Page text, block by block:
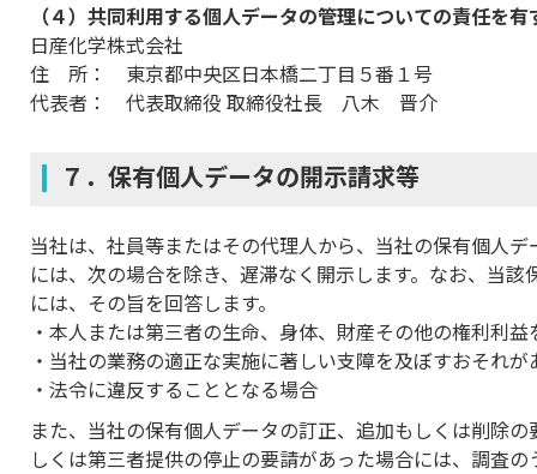
（４）共同利用する個人データの管理についての責任を有
日産化学株式会社
住 所： 東京都中央区日本橋二丁目５番１号
代表者： 代表取締役 取締役社長 八木 晋介
７．保有個人データの開示請求等
当社は、社員等またはその代理人から、当社の保有個人
には、次の場合を除き、遅滞なく開示します。なお、当
には、その旨を回答します。
本人または第三者の生命、身体、財産その他の権利利
当社の業務の適正な実施に著しい支障を及ぼすおそれが
法令に違反することとなる場合
また、当社の保有個人データの訂正、追加もしくは削除
しくは第三者提供の停止の要請があった場合には、調査